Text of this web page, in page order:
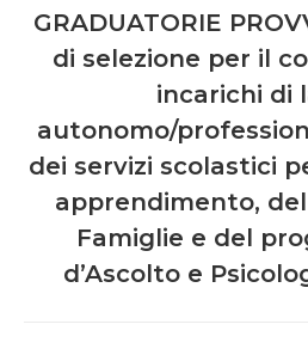
GRADUATORIE
di selezione per il
incarichi di
autonomo/
dei servizi scolastici
apprendimento,
Famiglie e del
d’Ascolto e